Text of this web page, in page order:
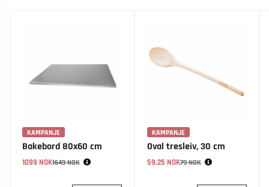
KAMPANJE
Bakebord 80x60 cm
1099 NOK
Vanlig pris:1649 NOK
KAMPANJE
Oval tresleiv, 30 cm
59.25 NOK
Vanlig pris:79 NOK